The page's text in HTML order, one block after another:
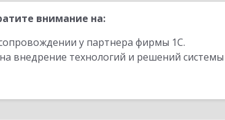
внимание на:
у партнера фирмы 1С.
внедрение технологий и решений